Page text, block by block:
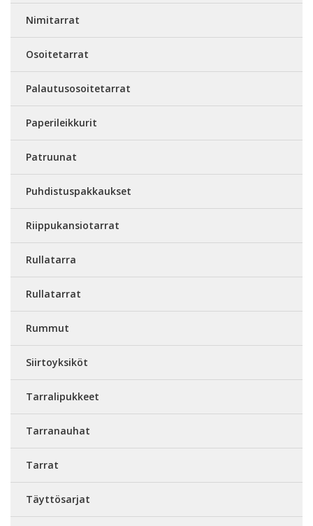
Nimitarrat
Osoitetarrat
Palautusosoitetarrat
Paperileikkurit
Patruunat
Puhdistuspakkaukset
Riippukansiotarrat
Rullatarra
Rullatarrat
Rummut
Siirtoyksiköt
Tarralipukkeet
Tarranauhat
Tarrat
Täyttösarjat